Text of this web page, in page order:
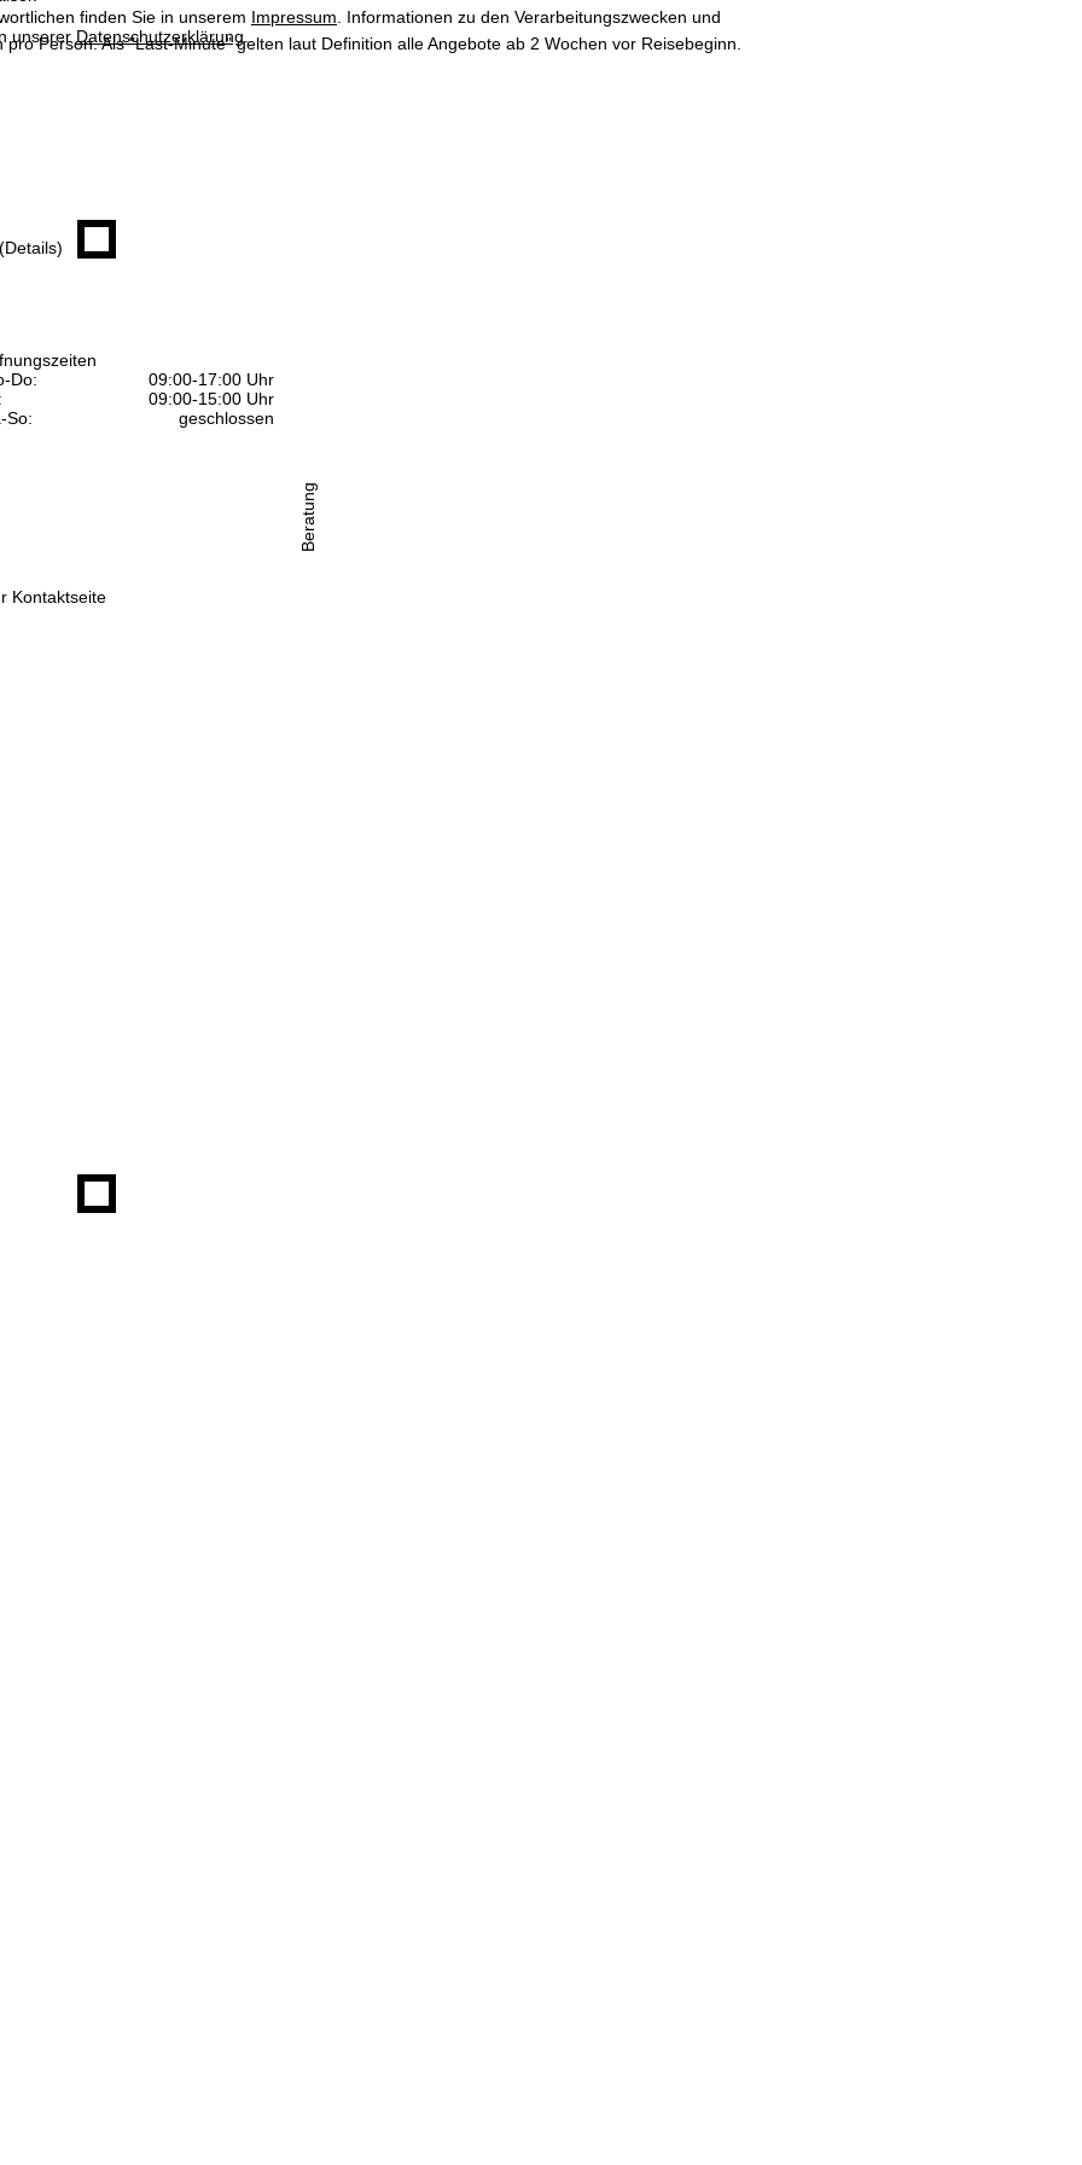
finden Sie in unserem Impressum. Informationen zu den Verarbeitungszwecken und
unsererDatenschutzerklärung.
Do:
09:00-17:00 Uhr
09:00-15:00 Uhr
So:
geschlossen
Kontaktseite
Beratung
pro Person. Als "Last-Minute" gelten laut Definition alle Angebote ab 2 Wochen vor Reisebeginn.